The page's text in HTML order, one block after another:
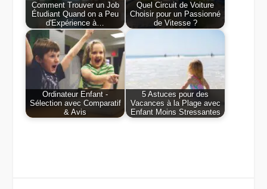
Comment Trouver un Job
Étudiant Quand on a Peu
d'Expérience à…
Quel Circuit de Voiture
Choisir pour un Passionné
de Vitesse ?
Ordinateur Enfant -
Sélection avec Comparatif
& Avis
5 Astuces pour des
Vacances à la Plage avec
Enfant Moins Stressantes